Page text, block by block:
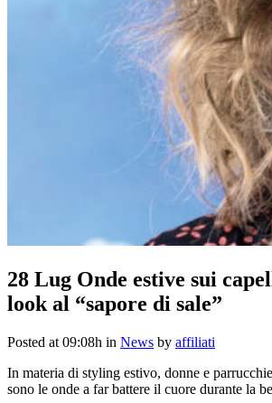
28 Lug Onde estive sui
look al “sapore di sale”
Posted at 09:08h in News by affiliati
In materia di styling estivo, donne e
sono le onde a far battere il cuore durante la